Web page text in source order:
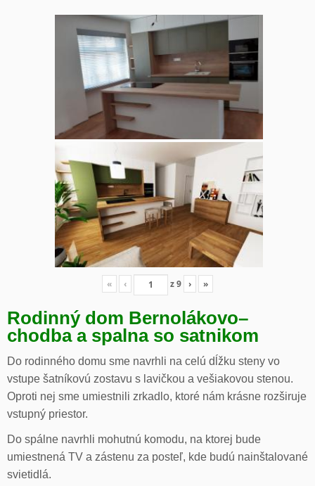
« ‹ z9 › »
Rodinný dom Bernolákovo–
chodba a spalna so satnikom
Do rodinného domu sme navrhli na celú dĺžku steny vo
vstupe šatníkovú zostavu s lavičkou a vešiakovou stenou.
Oproti nej sme umiestnili zrkadlo, ktoré nám krásne rozširuje
vstupný priestor.
Do spálne navrhli mohutnú komodu, na ktorej bude
umiestnená TV a zástenu za posteľ, kde budú nainštalované
svietidlá.